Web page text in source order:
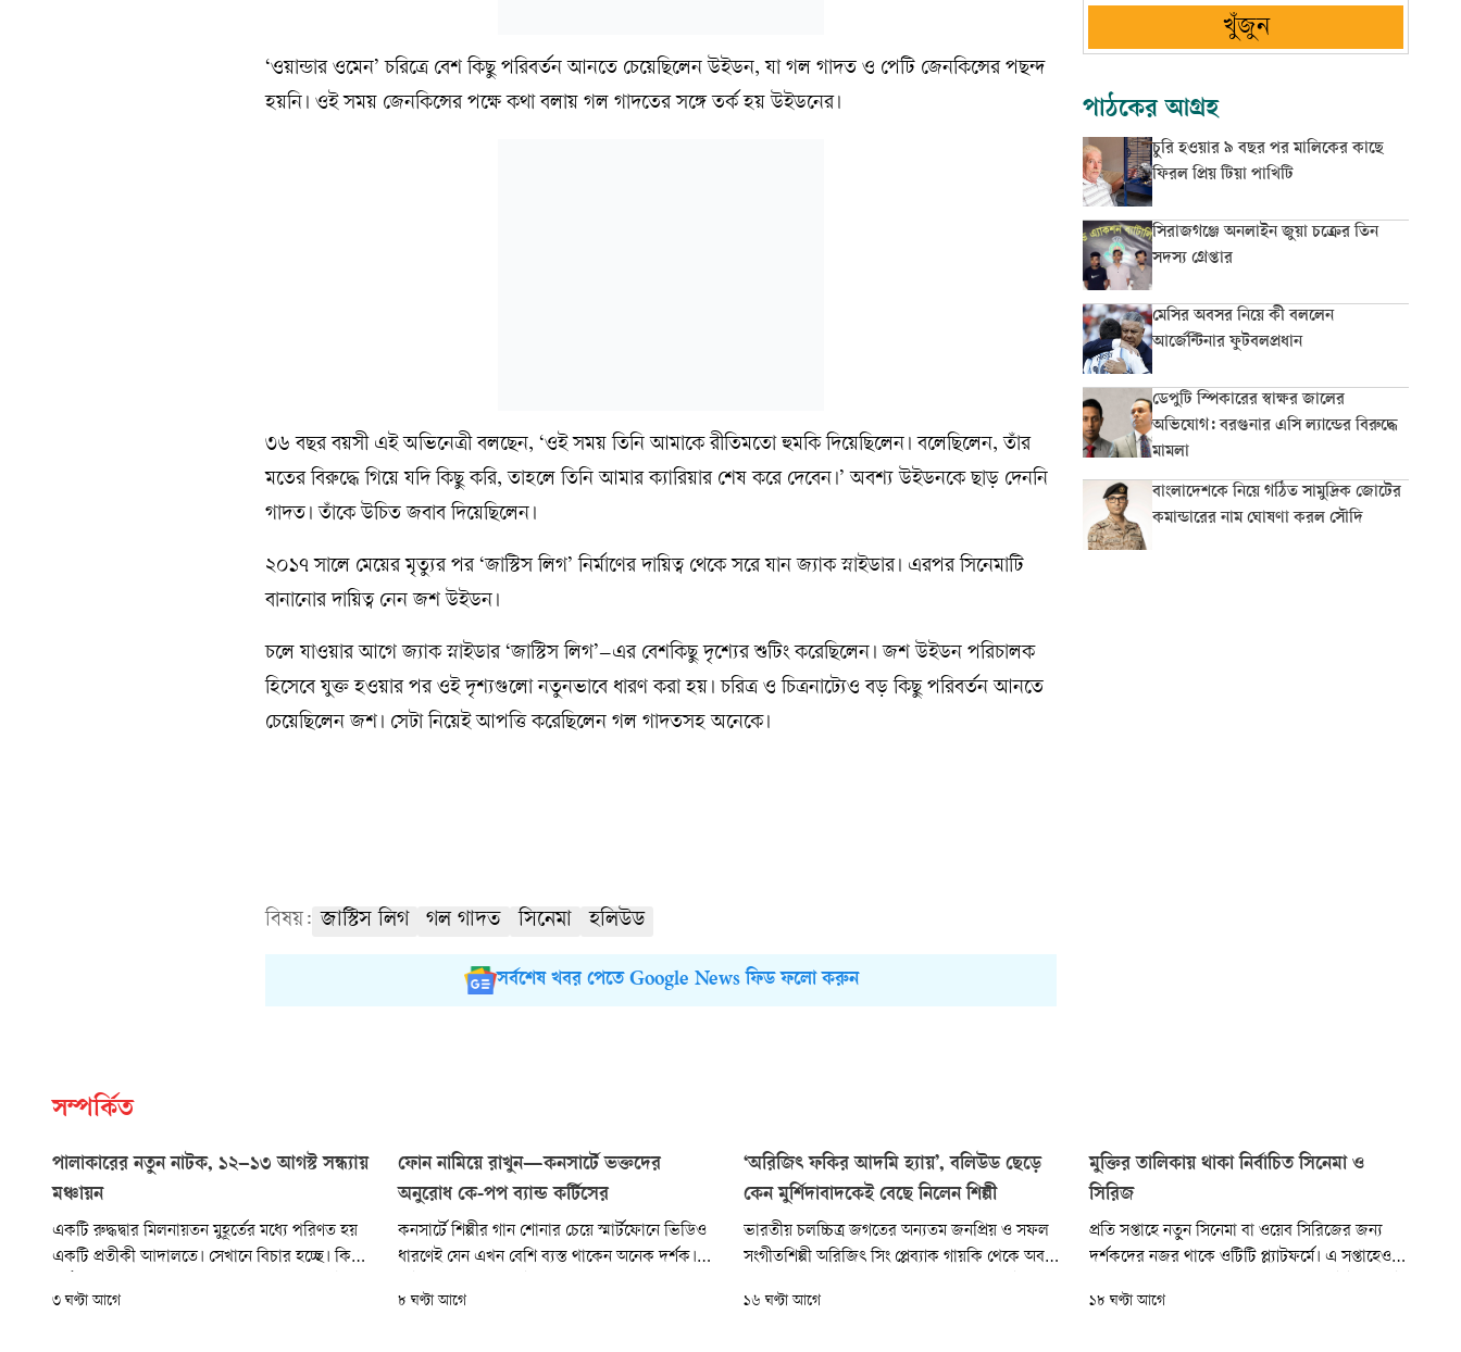
‘ওয়ান্ডার ওমেন’ চরিত্রে বেশ কিছু পরিবর্তন আনতে চেয়েছিলেন উইডন, যা গল গাদত ও পেটি জেনকিন্সের পছন্দ
হয়নি। ওই সময় জেনকিন্সের পক্ষে কথা বলায় গল গাদতের সঙ্গে তর্ক হয় উইডনের।
৩৬ বছর বয়সী এই অভিনেত্রী বলছেন, ‘ওই সময় তিনি আমাকে রীতিমতো হুমকি দিয়েছিলেন। বলেছিলেন, তাঁর
মতের বিরুদ্ধে গিয়ে যদি কিছু করি, তাহলে তিনি আমার ক্যারিয়ার শেষ করে দেবেন।’ অবশ্য উইডনকে ছাড় দেননি
গাদত। তাঁকে উচিত জবাব দিয়েছিলেন।
২০১৭ সালে মেয়ের মৃত্যুর পর ‘জাস্টিস লিগ’ নির্মাণের দায়িত্ব থেকে সরে যান জ্যাক স্নাইডার। এরপর সিনেমাটি
বানানোর দায়িত্ব নেন জশ উইডন।
চলে যাওয়ার আগে জ্যাক স্নাইডার ‘জাস্টিস লিগ’–এর বেশকিছু দৃশ্যের শুটিং করেছিলেন। জশ উইডন পরিচালক
হিসেবে যুক্ত হওয়ার পর ওই দৃশ্যগুলো নতুনভাবে ধারণ করা হয়। চরিত্র ও চিত্রনাট্যেও বড় কিছু পরিবর্তন আনতে
চেয়েছিলেন জশ। সেটা নিয়েই আপত্তি করেছিলেন গল গাদতসহ অনেকে।
বিষয়: জাস্টিস লিগ গল গাদত সিনেমা হলিউড
সর্বশেষ খবর পেতে Google News ফিড ফলো করুন
খুঁজুন
পাঠকের আগ্রহ
চুরি হওয়ার ৯ বছর পর মালিকের কাছে
ফিরল প্রিয় টিয়া পাখিটি
সিরাজগঞ্জে অনলাইন জুয়া চক্রের তিন
সদস্য গ্রেপ্তার
মেসির অবসর নিয়ে কী বললেন
আর্জেন্টিনার ফুটবলপ্রধান
ডেপুটি স্পিকারের স্বাক্ষর জালের
অভিযোগ: বরগুনার এসি ল্যান্ডের বিরুদ্ধে
মামলা
বাংলাদেশকে নিয়ে গঠিত সামুদ্রিক জোটের
কমান্ডারের নাম ঘোষণা করল সৌদি
সম্পর্কিত
পালাকারের নতুন নাটক, ১২–১৩ আগস্ট সন্ধ্যায়
মঞ্চায়ন
একটি রুদ্ধদ্বার মিলনায়তন মুহূর্তের মধ্যে পরিণত হয়
একটি প্রতীকী আদালতে। সেখানে বিচার হচ্ছে। কিন্তু
নাকি আমাদের নীরব বিবেক? এই প্রশ্নকে কেন্দ্র করে
৩ ঘণ্টা আগে
ফোন নামিয়ে রাখুন—কনসার্টে ভক্তদের
অনুরোধ কে-পপ ব্যান্ড কর্টিসের
কনসার্টে শিল্পীর গান শোনার চেয়ে স্মার্টফোনে ভিডিও
ধারণেই যেন এখন বেশি ব্যস্ত থাকেন অনেক দর্শক।
কোরিয়ার নতুন কে-পপ বয় ব্যান্ড কর্টিস। চলমান বিশ্ব
৮ ঘণ্টা আগে
‘অরিজিৎ ফকির আদমি হ্যায়’, বলিউড ছেড়ে
কেন মুর্শিদাবাদকেই বেছে নিলেন শিল্পী
ভারতীয় চলচ্চিত্র জগতের অন্যতম জনপ্রিয় ও সফল
সংগীতশিল্পী অরিজিৎ সিং প্লেব্যাক গায়কি থেকে অবসর
অবশ্য আনুষ্ঠানিক কোনো ঘোষণা দেননি তিনি। শুধু
১৬ ঘণ্টা আগে
মুক্তির তালিকায় থাকা নির্বাচিত সিনেমা ও
সিরিজ
প্রতি সপ্তাহে নতুন সিনেমা বা ওয়েব সিরিজের জন্য
দর্শকদের নজর থাকে ওটিটি প্ল্যাটফর্মে। এ সপ্তাহেও
করা এমন কিছু কনটেন্টের খোঁজ থাকছে এ
১৮ ঘণ্টা আগে